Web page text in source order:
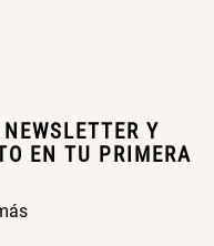
Y
EN TU PRIMERA